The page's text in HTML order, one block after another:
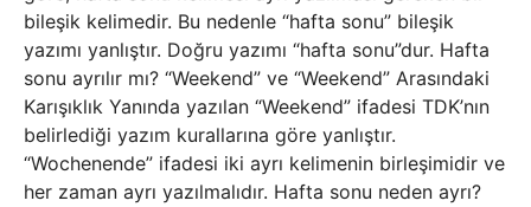
bileşik kelimedir. Bu nedenle “hafta sonu” bileşik
yazımı yanlıştır. Doğru yazımı “hafta sonu”dur. Hafta
sonu ayrılır mı? “Weekend” ve “Weekend” Arasındaki
Karışıklık Yanında yazılan “Weekend” ifadesi TDK’nın
belirlediği yazım kurallarına göre yanlıştır.
“Wochenende” ifadesi iki ayrı kelimenin birleşimidir ve
her zaman ayrı yazılmalıdır. Hafta sonu neden ayrı?